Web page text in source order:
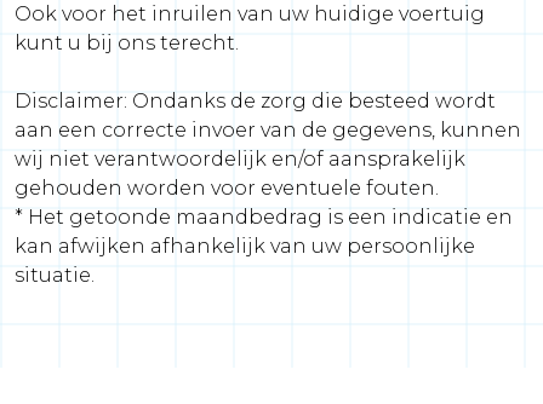
Ook voor het inruilen van uw huidige voertuig
kunt u bij ons terecht.
Disclaimer: Ondanks de zorg die besteed wordt
aan een correcte invoer van de gegevens, kunnen
wij niet verantwoordelijk en/of aansprakelijk
gehouden worden voor eventuele fouten.
* Het getoonde maandbedrag is een indicatie en
kan afwijken afhankelijk van uw persoonlijke
situatie.